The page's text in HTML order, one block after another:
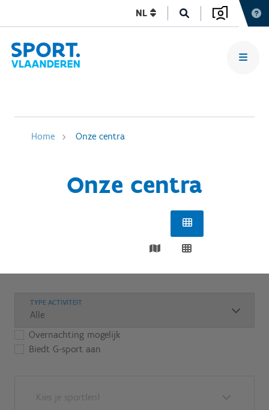
NL
Home Onze centra
Onze centra
TYPE ACTIVITEIT
Overnachting mogelijk
Biedt G-sport aan
Kies je sport(en)